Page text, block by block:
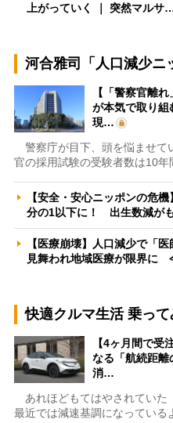
上がっていく ｜ 突然マルサ
河合雅司「人口減少ニ
【「警察官離
が本気で取り
現…
警察庁が目下、頭を悩ませて
官の採用試験の受験者数は10年
【安全・安心ニッポンの危
分の1以下に！ 出生数減が
【医療崩壊】人口減少で「
見舞われ地域医療が限界に
快適クルマ生活 乗っ
【4ヶ月間で受
なる「航続距離
消…
あれほどもてはやされていた
最近では減速基調になっている